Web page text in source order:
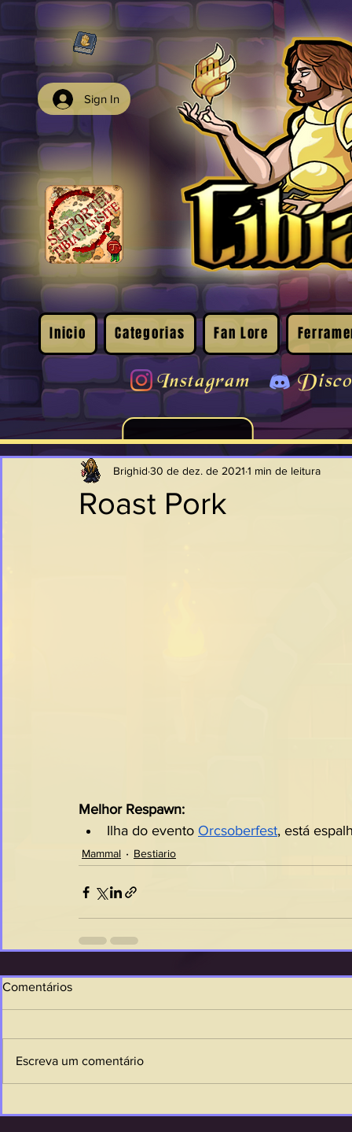
Sign In
Inicio Categorias Fan Lore
Instagram
Roast Pork
Brighid 30 de dez. de 2021 1 min de leitura
Melhor Respawn:
Ilha do evento Orcsoberfest, está
Mammal Bestiario
Comentários
Escreva um comentário